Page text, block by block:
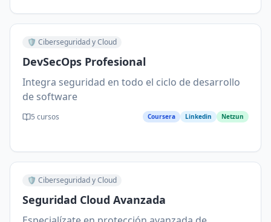
🛡️ Ciberseguridad y Cloud
DevSecOps Profesional
Integra seguridad en todo el ciclo de desarrollo
de software
5 cursos Coursera Linkedin Netzun
🛡️ Ciberseguridad y Cloud
Seguridad Cloud Avanzada